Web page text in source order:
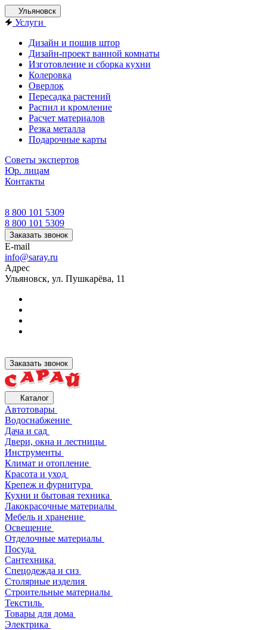
Ульяновск
Услуги
Дизайн и пошив штор
Дизайн-проект ванной комнаты
Изготовление и сборка кухни
Колеровка
Оверлок
Пересадка растений
Распил и кромление
Расчет материалов
Резка металла
Подарочные карты
Советы экспертов
Юр. лицам
Контакты
8 800 101 5309
8 800 101 5309
Заказать звонок
E-mail
info@saray.ru
Адрес
Ульяновск, ул. Пушкарёва, 11
Заказать звонок
Каталог
Автотовары
Водоснабжение
Дача и сад
Двери, окна и лестницы
Инструменты
Климат и отопление
Красота и уход
Крепеж и фурнитура
Кухни и бытовая техника
Лакокрасочные материалы
Мебель и хранение
Освещение
Отделочные материалы
Посуда
Сантехника
Спецодежда и сиз
Столярные изделия
Строительные материалы
Текстиль
Товары для дома
Электрика